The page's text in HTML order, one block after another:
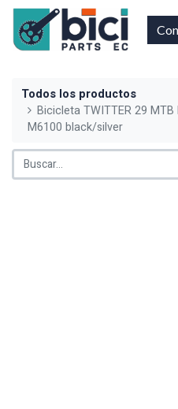
Todos los productos
Bicicleta TWITTER 29 MTB
M6100 black/silver